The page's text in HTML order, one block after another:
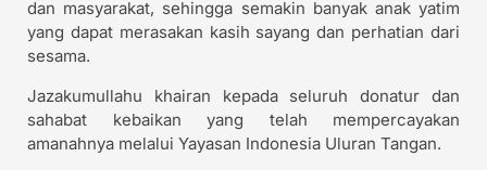
dan masyarakat, sehingga semakin banyak anak yatim
yang dapat merasakan kasih sayang dan perhatian dari
sesama.
Jazakumullahu khairan kepada seluruh donatur dan
sahabat kebaikan yang telah mempercayakan
amanahnya melalui Yayasan Indonesia Uluran Tangan.